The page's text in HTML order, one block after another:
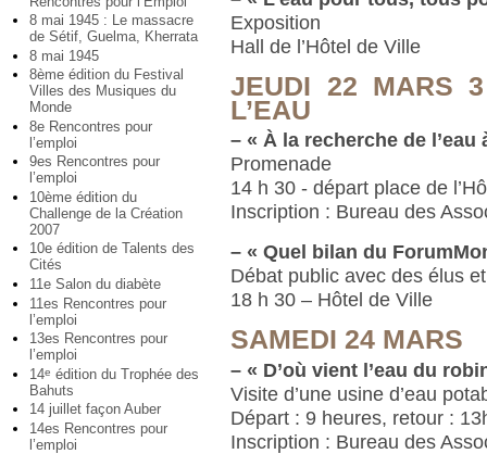
8 mai 1945 : Le massacre
de Sétif, Guelma, Kherrata
8 mai 1945
8ème édition du Festival
Villes des Musiques du
Monde
8e Rencontres pour
l’emploi
9es Rencontres pour
l’emploi
10ème édition du
Challenge de la Création
2007
10e édition de Talents des
Cités
11e Salon du diabète
11es Rencontres pour
l’emploi
13es Rencontres pour
l’emploi
14e édition du Trophée des
Bahuts
14 juillet façon Auber
14es Rencontres pour
l’emploi
Exposition
Hall de l’Hôtel de Ville
JEUDI 22 MARS
L’EAU
– « À la recherche de
Promenade
14 h 30 - départ place de
Inscription : Bureau des
– « Quel bilan du
Débat public avec des élus
18 h 30 – Hôtel de Ville
SAMEDI 24 MARS
– « D’où vient l’eau du
Visite d’une usine d’eau
Départ : 9 heures, retour :
Inscription : Bureau des